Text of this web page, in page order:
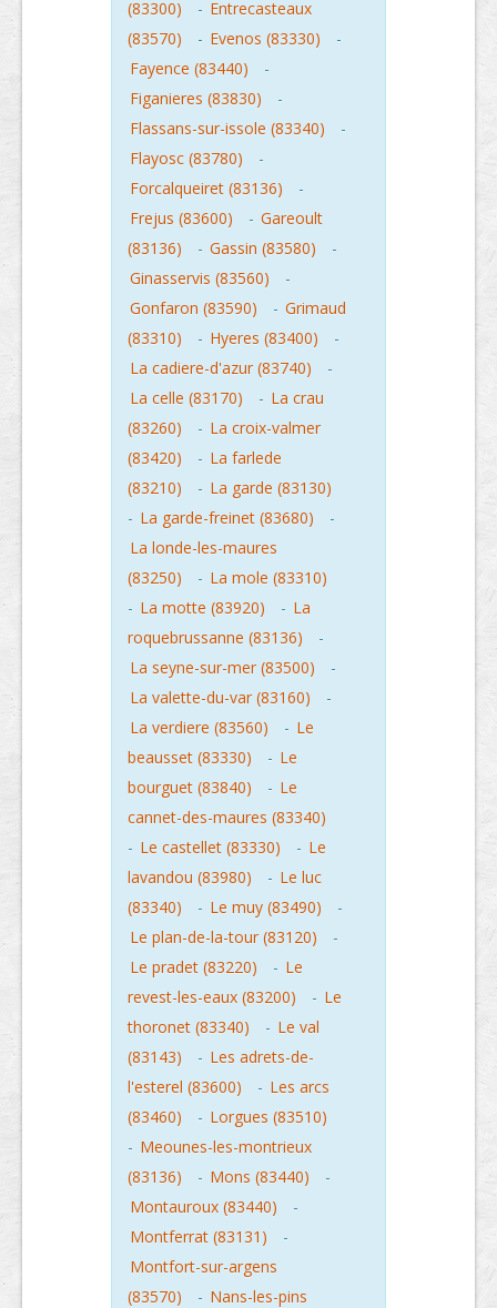
(83300) - Entrecasteaux
(83570)
- Evenos (83330)
-
Fayence (83440)
-
Figanieres (83830)
-
Flassans-sur-issole (83340)
-
Flayosc (83780)
-
Forcalqueiret (83136)
-
Frejus (83600)
- Gareoult
(83136)
- Gassin (83580)
-
Ginasservis (83560)
-
Gonfaron (83590)
- Grimaud
(83310)
- Hyeres (83400)
-
La cadiere-d'azur (83740)
-
La celle (83170)
- La crau
(83260)
- La croix-valmer
(83420)
- La farlede
(83210)
- La garde (83130)
- La garde-freinet (83680)
-
La londe-les-maures
(83250)
- La mole (83310)
- La motte (83920) - La
roquebrussanne (83136)
-
La seyne-sur-mer (83500)
-
La valette-du-var (83160)
-
La verdiere (83560)
- Le
beausset (83330)
- Le
bourguet (83840)
- Le
cannet-des-maures (83340)
- Le castellet (83330) - Le
lavandou (83980)
- Le luc
(83340)
- Le muy (83490)
-
Le plan-de-la-tour (83120)
-
Le pradet (83220)
- Le
revest-les-eaux (83200)
- Le
thoronet (83340)
- Le val
(83143)
- Les adrets-de-
l'esterel (83600)
- Les arcs
(83460)
- Lorgues (83510)
- Meounes-les-montrieux
(83136)
- Mons (83440)
-
Montauroux (83440)
-
Montferrat (83131)
-
Montfort-sur-argens
(83570)
- Nans-les-pins